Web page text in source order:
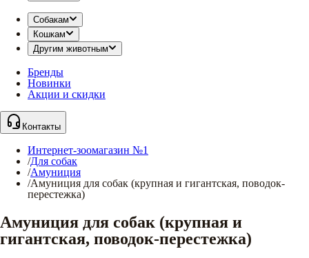
Собакам
Кошкам
Другим животным
Бренды
Новинки
Акции и скидки
Контакты
Интернет-зоомагазин №1
/Для собак
/Амуниция
/Амуниция для собак (крупная и гигантская, поводок-
перестежка)
Амуниция для собак (крупная и
гигантская, поводок-перестежка)